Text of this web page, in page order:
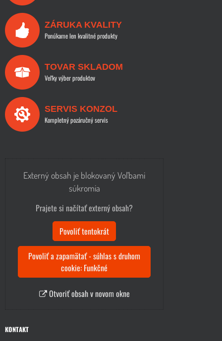
ZÁRUKA KVALITY
Ponúkame len kvalitné produkty
TOVAR SKLADOM
Veľky výber produktov
SERVIS KONZOL
Kompletný pozáručný servis
Externý obsah je blokovaný Voľbami
súkromia
Prajete si načítať externý obsah?
Povoliť tentokrát
Povoliť a zapamätať - súhlas s druhom
cookie: Funkčné
Otvoriť obsah v novom okne
KONTAKT